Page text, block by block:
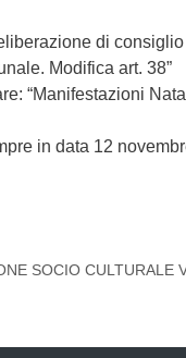
di
Modifica art. 38”
“Manifestazioni
in data 12
SOCIO CULTURALE